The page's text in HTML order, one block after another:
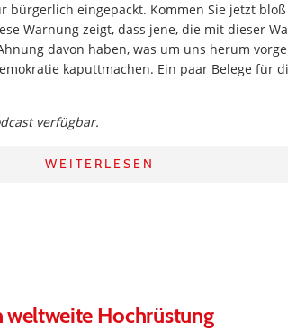
bürgerlich eingepackt. Kommen Sie jetzt
Warnung zeigt, dass jene, die mit dieser
davon haben, was um uns herum
kaputtmachen. Ein paar Belege für
verfügbar.
WEITERLESEN
weltweite Hochrüstung